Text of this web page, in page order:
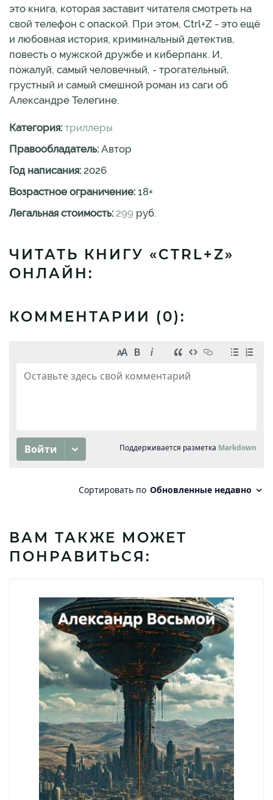
это книга, которая заставит читателя смотреть на
свой телефон с опаской. При этом, Ctrl+Z - это ещё
и любовная история, криминальный детектив,
повесть о мужской дружбе и киберпанк. И,
пожалуй, самый человечный, - трогательный,
грустный и самый смешной роман из саги об
Александре Телегине.
Категория: триллеры
Правообладатель: Автор
Год написания: 2026
Возрастное ограничение: 18+
Легальная стоимость: 299 руб.
ЧИТАТЬ КНИГУ «CTRL+Z»
ОНЛАЙН:
КОММЕНТАРИИ (0):
ВАМ ТАКЖЕ МОЖЕТ
ПОНРАВИТЬСЯ: